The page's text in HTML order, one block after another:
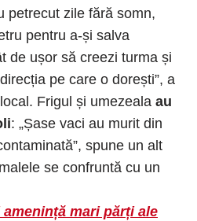
petrecut zile fără somn,
pentru a-și salva
de ușor să creezi turma și
pe care o dorești”, a
Frigul și umezeala au
: „Șase vaci au murit din
spune un alt
se confruntă cu un
mari părți ale